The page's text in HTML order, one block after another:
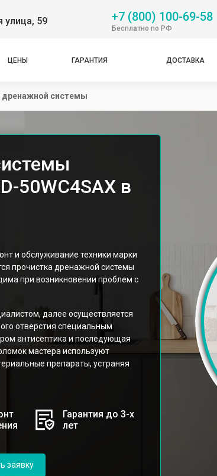
улица, 59 +7 (800) 100-69-58
Бесплатно по РФ
ЦЕНЫ ГАРАНТИЯ ДОСТАВКА
дренажной системы
50WC4SAX в
и обслуживание техники марки
прочистка дренажной системы
при возникновении проблем с
далее осуществляется
отверстия специальным
антисептика и последующая
мастера используют
препараты, устраняя
Гарантия до 3-х
лет
заявку